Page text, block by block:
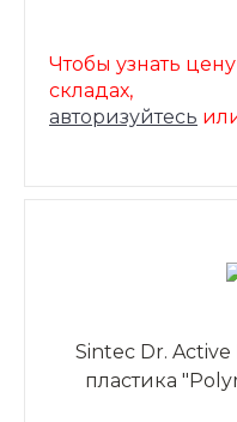
Чтобы узнать
складах,
авторизуйтесь
Sintec Dr.
пластика